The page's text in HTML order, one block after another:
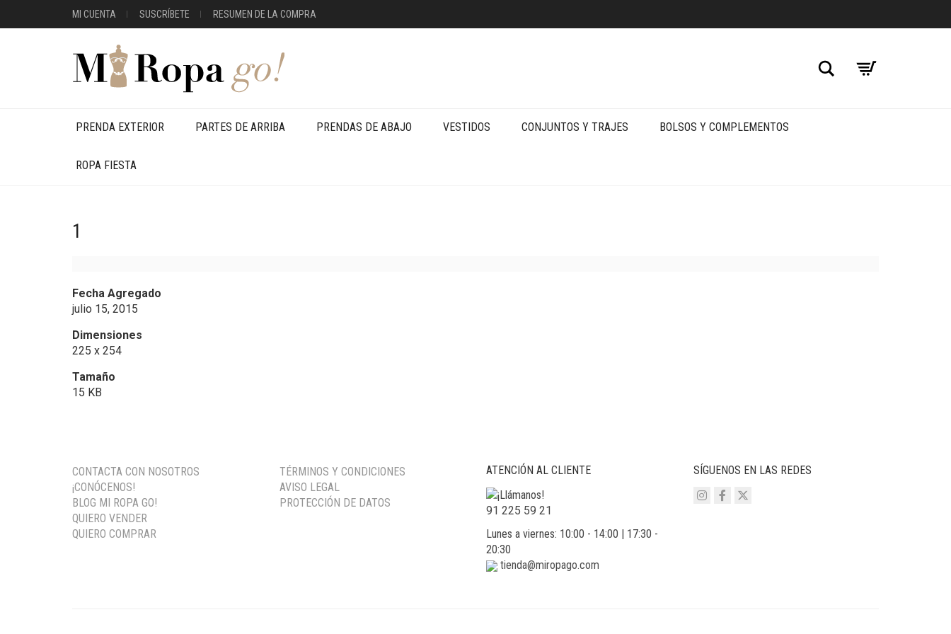
MI CUENTA SUSCRÍBETE RESUMEN DE LA COMPRA
Buscar
PRENDA EXTERIOR PARTES DE ARRIBA PRENDAS DE ABAJO VESTIDOS CONJUNTOS Y TRAJES BOLSOS Y COMPLEMENTOS
ROPA FIESTA
1
Fecha Agregado
julio 15, 2015
Dimensiones
225 x 254
Tamaño
15 KB
CONTACTA CON NOSOTROS
¡CONÓCENOS!
BLOG MI ROPA GO!
QUIERO VENDER
QUIERO COMPRAR
TÉRMINOS Y CONDICIONES
AVISO LEGAL
PROTECCIÓN DE DATOS
ATENCIÓN AL CLIENTE
91 225 59 21
Lunes a viernes: 10:00 - 14:00 | 17:30 -
20:30
tienda@miropago.com
SÍGUENOS EN LAS REDES